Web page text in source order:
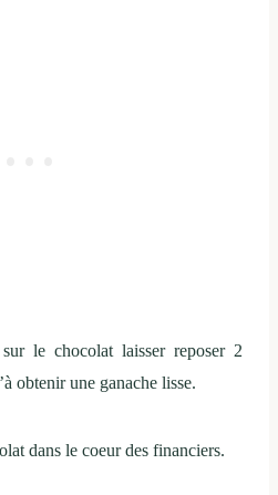
le chocolat laisser reposer 2
obtenir une ganache lisse.
dans le coeur des financiers.